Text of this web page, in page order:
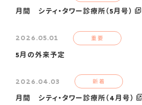
月間 シティ・タワー診療所（5月号）
2026.05.01 重要
5月の外来予定
2026.04.03 新着
月間 シティ・タワー診療所（4月号）